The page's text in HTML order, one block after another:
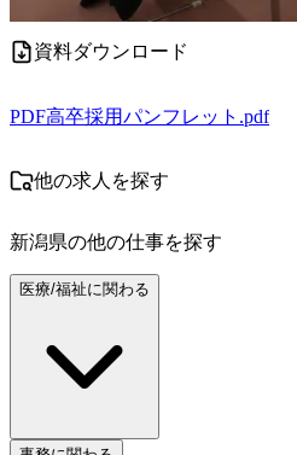
資料ダウンロード
PDF高卒採用パンフレット.pdf
他の求人を探す
新潟県の他の仕事を探す
医療/福祉に関わる